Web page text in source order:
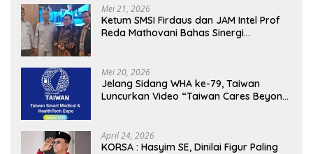
Mei 21, 2026
Ketum SMSI Firdaus dan JAM Intel Prof
Reda Mathovani Bahas Sinergi
MBG, Perkuat Pengawasan Program
Pemerintah
Mei 20, 2026
Jelang Sidang WHA ke-79, Taiwan
Luncurkan Video “Taiwan Cares Beyond
April 24, 2026
KORSA : Hasyim SE, Dinilai Figur Paling